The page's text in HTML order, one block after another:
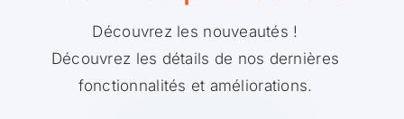
Découvrez les nouveautés !
Découvrez les détails de nos dernières
fonctionnalités et améliorations.